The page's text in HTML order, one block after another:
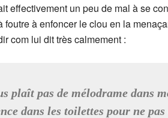
effectivement un peu de mal à se
foutre à enfoncer le clou en la
com lui dit très calmement :
plaît pas de mélodrame dans
dans les toilettes pour ne